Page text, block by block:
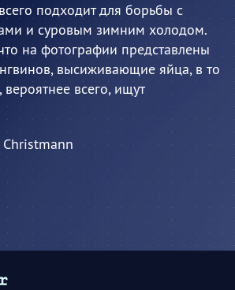
подходит для борьбы с
и суровым зимним холодом.
на фотографии представлены
высиживающие яйца, в то
всего, ищут